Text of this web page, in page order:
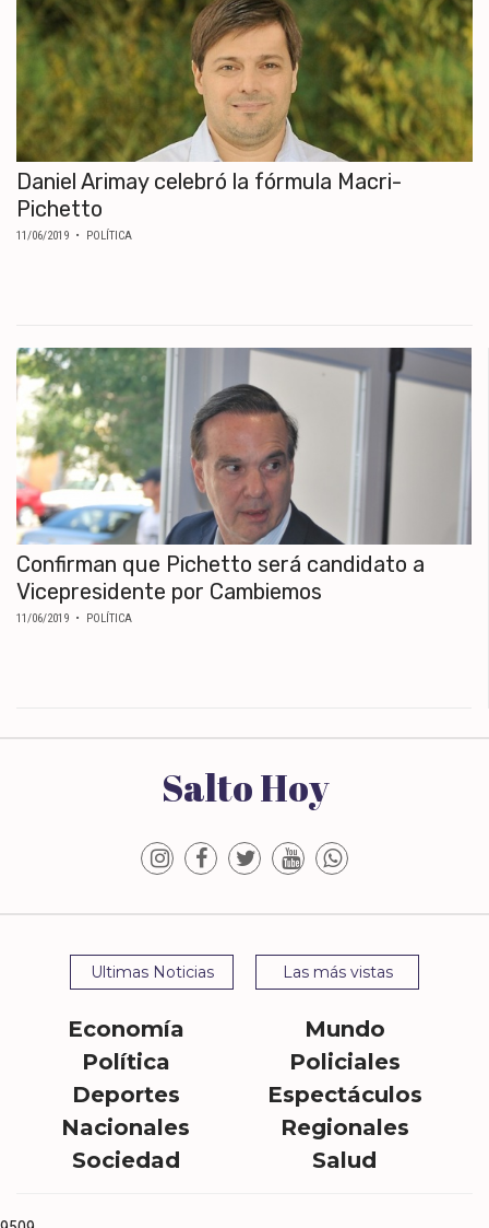
Daniel Arimay celebró la fórmula Macri-
Pichetto
11/06/2019 • POLÍTICA
Confirman que Pichetto será candidato a
Vicepresidente por Cambiemos
11/06/2019 • POLÍTICA
Salto Hoy
Ultimas Noticias Las más vistas
Economía
Mundo
Política
Policiales
Deportes
Espectáculos
Nacionales
Regionales
Sociedad
Salud